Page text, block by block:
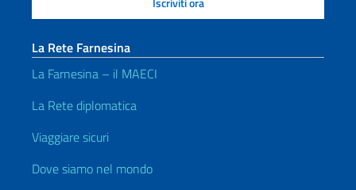
La Rete Farnesina
La Farnesina – il MAECI
La Rete diplomatica
Viaggiare sicuri
Dove siamo nel mondo